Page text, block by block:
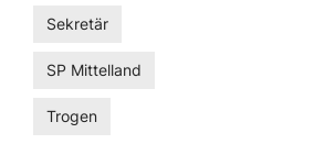
Sekretär
SP Mittelland
Trogen